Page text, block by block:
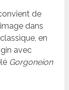
de
dans
en
avec
Gorgoneion